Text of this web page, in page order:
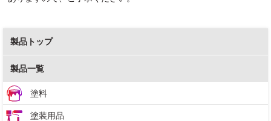
製品トップ
製品一覧
塗料
塗装用品